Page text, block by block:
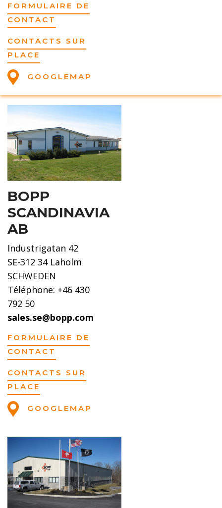
FORMULAIRE DE
CONTACT
CONTACTS SUR
PLACE
GOOGLEMAP
BOPP
SCANDINAVIA
AB
Industrigatan 42
SE-312 34 Laholm
SCHWEDEN
Téléphone: +46 430
792 50
sales.se@bopp.com
FORMULAIRE DE
CONTACT
CONTACTS SUR
PLACE
GOOGLEMAP